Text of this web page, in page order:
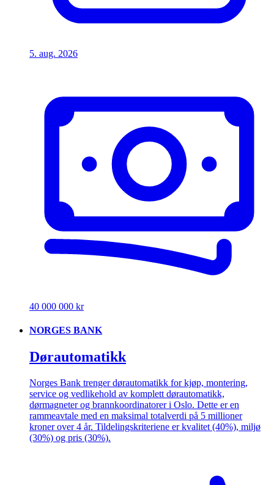
5. aug. 2026
40 000 000 kr
NORGES BANK
Dørautomatikk
Norges Bank trenger dørautomatikk for kjøp, montering,
service og vedlikehold av komplett dørautomatikk,
dørmagneter og brannkoordinatorer i Oslo. Dette er en
rammeavtale med en maksimal totalverdi på 5 millioner
kroner over 4 år. Tildelingskriteriene er kvalitet (40%), miljø
(30%) og pris (30%).